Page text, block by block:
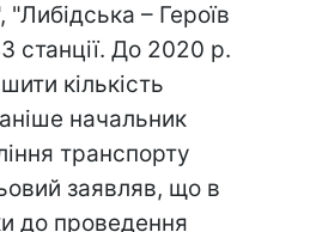
– Героїв
станції. До 2020 р.
кількість
начальник
транспорту
заявляв, що в
до проведення